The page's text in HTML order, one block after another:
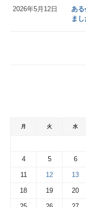
2026年5月12日
あ
まし
月 火 水
4 5 6
11 12 13
18 19 20